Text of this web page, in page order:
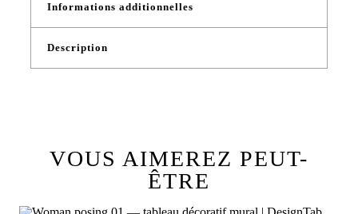
Informations additionnelles
Description
VOUS AIMEREZ PEUT-
ÊTRE